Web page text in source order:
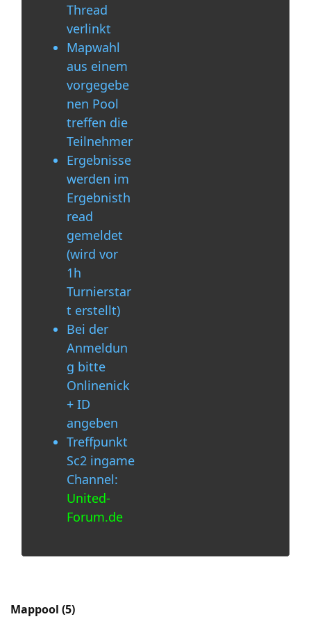
Thread
verlinkt
Mapwahl
aus einem
vorgegebe
nen Pool
treffen die
Teilnehmer
Ergebnisse
werden im
Ergebnisth
read
gemeldet
(wird vor
1h
Turnierstar
t erstellt)
Bei der
Anmeldun
g bitte
Onlinenick
+ ID
angeben
Treffpunkt
Sc2 ingame
Channel:
United-
Forum.de
Mappool (5)